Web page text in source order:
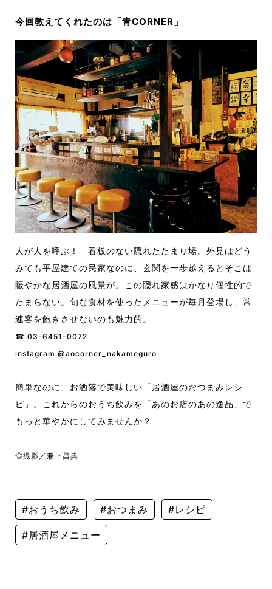
今回教えてくれたのは「青CORNER」
人が人を呼ぶ！ 看板のない隠れたたまり場。外見はどう
みても平屋建ての民家なのに、玄関を一歩越えるとそこは
賑やかな居酒屋の風景が。この隠れ家感はかなり個性的で
たまらない。旬な食材を使ったメニューが毎月登場し、常
連客を飽きさせないのも魅力的。
☎︎ 03-6451-0072
instagram @aocorner_nakameguro
簡単なのに、お洒落で美味しい「居酒屋のおつまみレシ
ピ」。これからのおうち飲みを「あのお店のあの逸品」で
もっと華やかにしてみませんか？
◎撮影／兼下昌典
#おうち飲み #おつまみ #レシピ
#居酒屋メニュー